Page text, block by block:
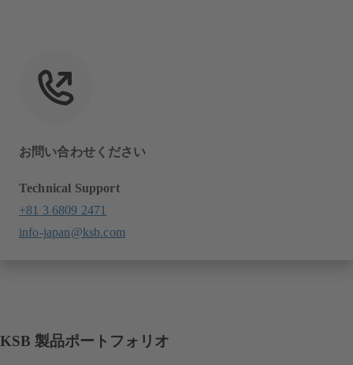
お問い合わせください
Technical Support
+81 3 6809 2471
info-japan@ksb.com
KSB 製品ポートフォリオ